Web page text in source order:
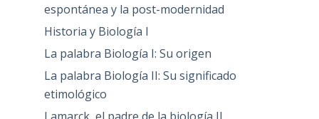
espontánea y la post-modernidad
Historia y Biología I
La palabra Biología I: Su origen
La palabra Biología II: Su significado
etimológico
Lamarck, el padre de la biología II